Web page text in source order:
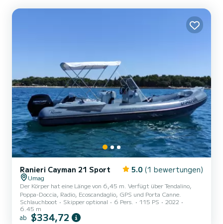
Ranieri Cayman 21 Sport 5.0 (1 bewertungen)
Umag
Der Körper hat eine Länge von 6,45 m. Verfügt über Tendalino,
Poppa-Doccia, Radio, Ecoscandaglio, GPS und Porta Canne.
Schlauchboot
Skipper optional 6 Pers. 115 PS
2022
6.45 m
ab $334,72